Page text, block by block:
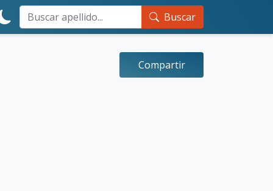
Buscar
Compartir